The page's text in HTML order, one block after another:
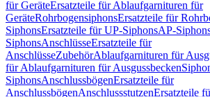
für GeräteErsatzteile für Ablaufgarnituren für
GeräteRohrbogensiphonsErsatzteile für
SiphonsErsatzteile für UP-SiphonsAP-
SiphonsAnschlüsseErsatzteile für
AnschlüsseZubehörAblaufgarnituren für
für Ablaufgarnituren für Ausgussbecken
SiphonsAnschlussbögenErsatzteile für
AnschlussbögenAnschlussstutzenErsatzteile